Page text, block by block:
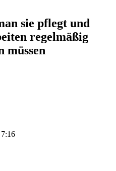
sie pflegt und
regelmäßig
müssen